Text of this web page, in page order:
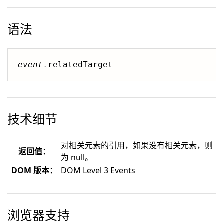
语法
event .
技术细节
返回值：
对相关元素的引用，如果没有相关元素，则
为 null。
DOM 版本：
DOM Level 3 Events
浏览器支持